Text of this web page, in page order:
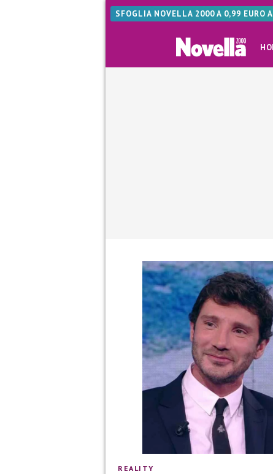
SFOGLIA NOVELLA 2000 A 0,99 EURO
REALITY